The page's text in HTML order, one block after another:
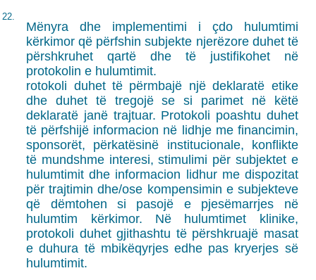
22.
Mënyra dhe implementimi i çdo hulumtimi
kërkimor që përfshin subjekte njerëzore duhet të
përshkruhet qartë dhe të justifikohet në
protokolin e hulumtimit.
rotokoli duhet të përmbajë një deklaratë etike
dhe duhet të tregojë se si parimet në këtë
deklaratë janë trajtuar. Protokoli poashtu duhet
të përfshijë informacion në lidhje me financimin,
sponsorët, përkatësinë institucionale, konflikte
të mundshme interesi, stimulimi për subjektet e
hulumtimit dhe informacion lidhur me dispozitat
për trajtimin dhe/ose kompensimin e subjekteve
që dëmtohen si pasojë e pjesëmarrjes në
hulumtim kërkimor. Në hulumtimet klinike,
protokoli duhet gjithashtu të përshkruajë masat
e duhura të mbikëqyrjes edhe pas kryerjes së
hulumtimit.